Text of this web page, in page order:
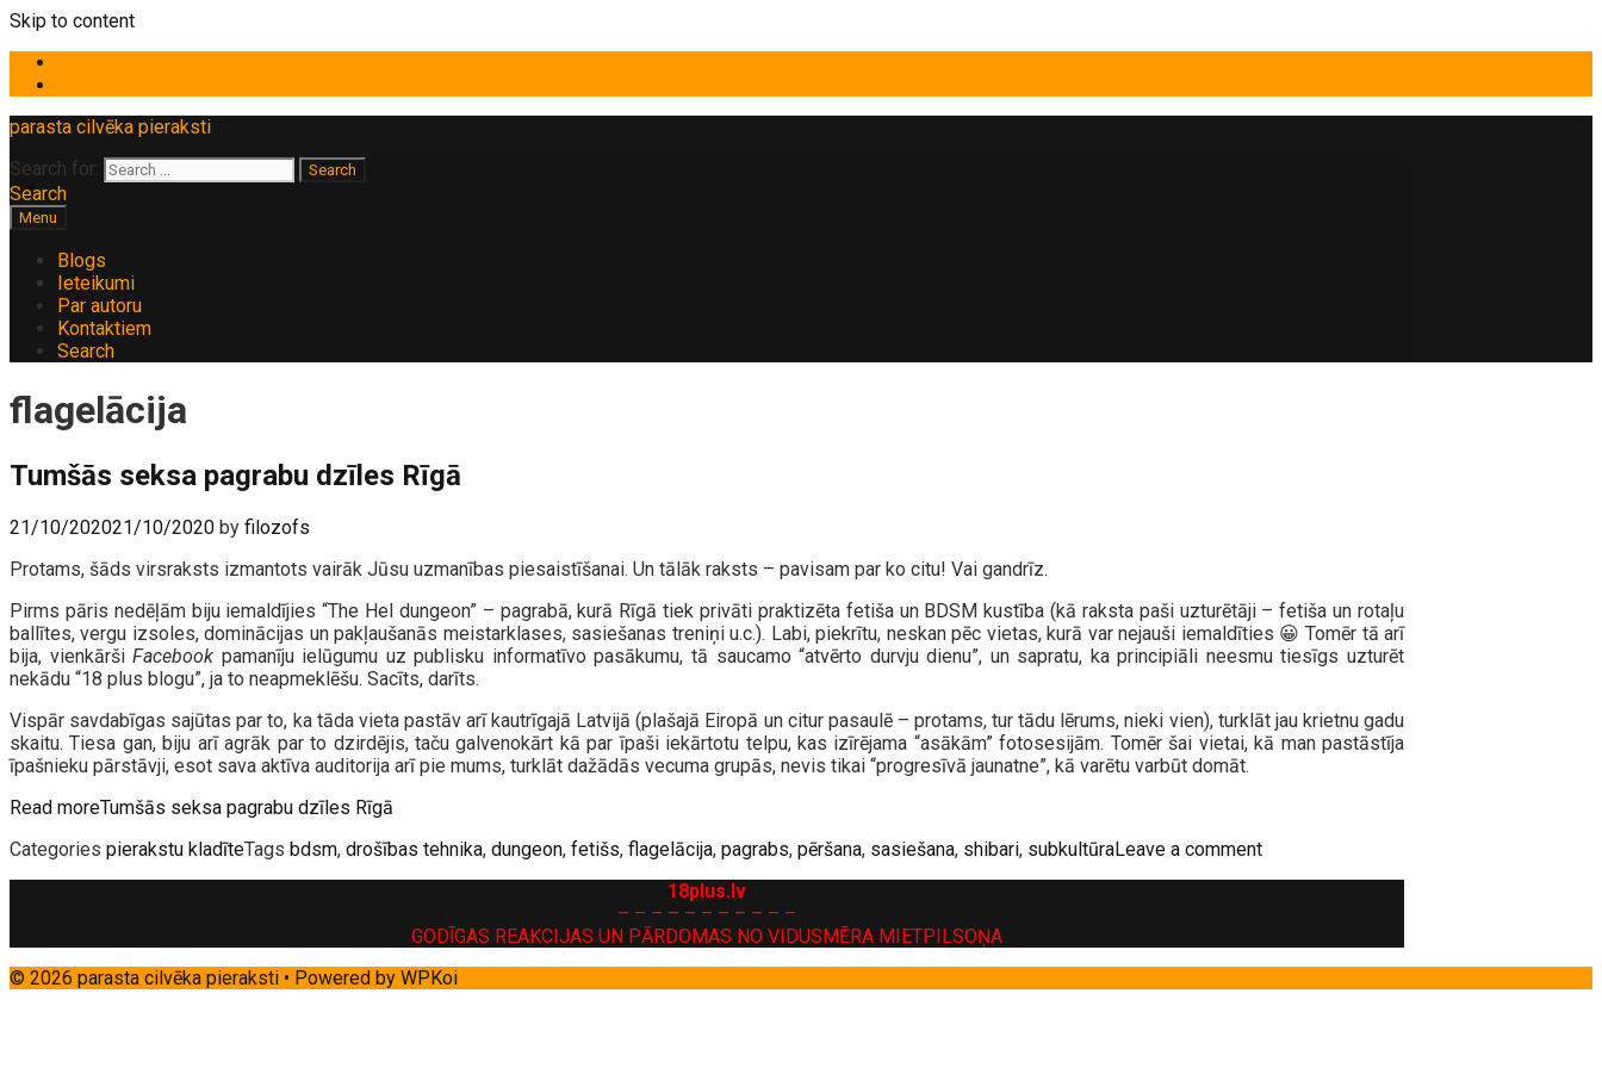
Skip to content
parasta cilvēka pieraksti
Search for:
Search
Menu
Blogs
Ieteikumi
Par autoru
Kontaktiem
Search
flagelācija
Tumšās seksa pagrabu dzīles Rīgā
21/10/202021/10/2020 by filozofs
Protams, šāds virsraksts izmantots vairāk Jūsu uzmanības piesaistīšanai. Un tālāk raksts – pavisam par ko citu! Vai gandrīz.
Pirms pāris nedēļām biju iemaldījies “The Hel dungeon” – pagrabā, kurā Rīgā tiek privāti praktizēta fetiša un BDSM kustība (kā raksta paši uzturētāji – fetiša un rotaļu
ballītes, vergu izsoles, dominācijas un pakļaušanās meistarklases, sasiešanas treniņi u.c.). Labi, piekrītu, neskan pēc vietas, kurā var nejauši iemaldīties 😀 Tomēr tā arī
bija, vienkāršiFacebook pamanīju ielūgumu uz publisku informatīvo pasākumu, tā saucamo “atvērto durvju dienu”, un sapratu, ka principiāli neesmu tiesīgs uzturēt
nekādu “18 plus blogu”, ja to neapmeklēšu. Sacīts, darīts.
Vispār savdabīgas sajūtas par to, ka tāda vieta pastāv arī kautrīgajā Latvijā (plašajā Eiropā un citur pasaulē – protams, tur tādu lērums, nieki vien), turklāt jau krietnu gadu
skaitu. Tiesa gan, biju arī agrāk par to dzirdējis, taču galvenokārt kā par īpaši iekārtotu telpu, kas izīrējama “asākām” fotosesijām. Tomēr šai vietai, kā man pastāstīja
īpašnieku pārstāvji, esot sava aktīva auditorija arī pie mums, turklāt dažādās vecuma grupās, nevis tikai “progresīvā jaunatne”, kā varētu varbūt domāt.
Read moreTumšās seksa pagrabu dzīles Rīgā
Categories pierakstu kladīteTags bdsm, drošības tehnika, dungeon, fetišs, flagelācija, pagrabs, pēršana, sasiešana, shibari, subkultūraLeave a comment
18plus.lv
– – – – – – – – – – –
GODĪGAS REAKCIJAS UN PĀRDOMAS NO VIDUSMĒRA MIETPILSOŅA
© 2026 parasta cilvēka pieraksti • Powered by WPKoi